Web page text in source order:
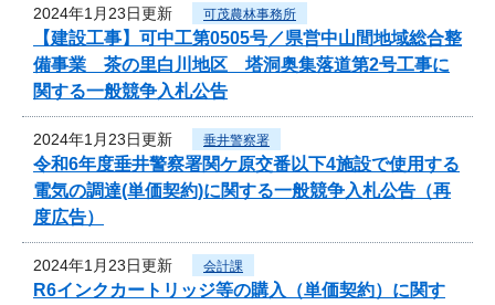
2024年1月23日更新 可茂農林事務所
【建設工事】可中工第0505号／県営中山間地域総合整
備事業 茶の里白川地区 塔洞奥集落道第2号工事に
関する一般競争入札公告
2024年1月23日更新 垂井警察署
令和6年度垂井警察署関ケ原交番以下4施設で使用する
電気の調達(単価契約)に関する一般競争入札公告（再
度広告）
2024年1月23日更新 会計課
R6インクカートリッジ等の購入（単価契約）に関す